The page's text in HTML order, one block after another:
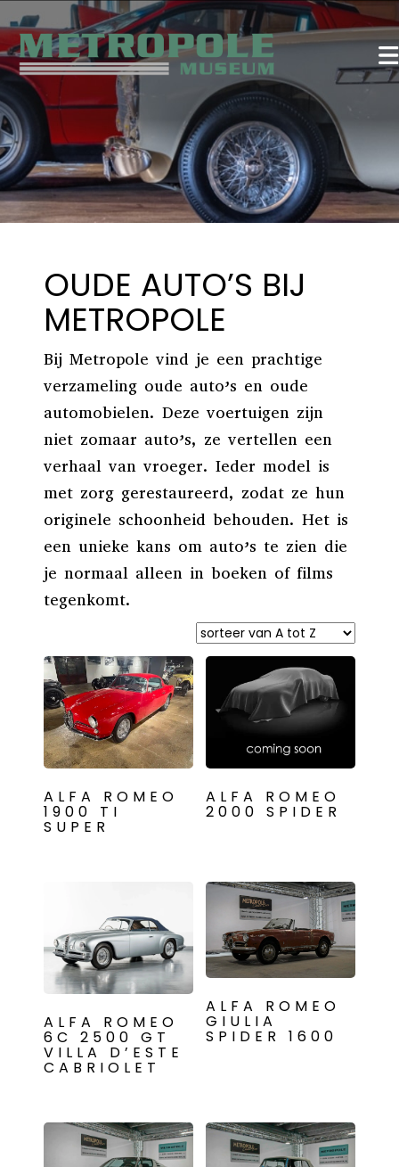
OUDE AUTO’S BIJ
METROPOLE
Bij Metropole vind je een prachtige
verzameling oude auto’s en oude
automobielen. Deze voertuigen zijn
niet zomaar auto’s, ze vertellen een
verhaal van vroeger. Ieder model is
met zorg gerestaureerd, zodat ze hun
originele schoonheid behouden. Het is
een unieke kans om auto’s te zien die
je normaal alleen in boeken of films
tegenkomt.
ALFA ROMEO
1900 TI
SUPER
ALFA ROMEO
2000 SPIDER
ALFA ROMEO
6C 2500 GT
VILLA D’ESTE
CABRIOLET
ALFA ROMEO
GIULIA
SPIDER 1600